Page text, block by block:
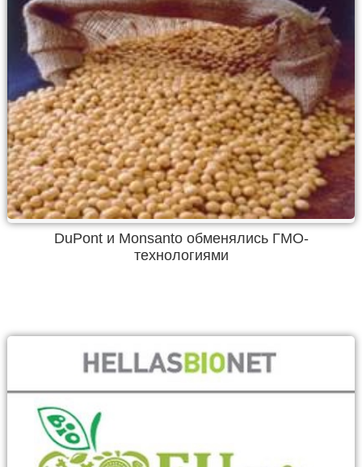
DuPont и Monsanto обменялись ГМО-
технологиями